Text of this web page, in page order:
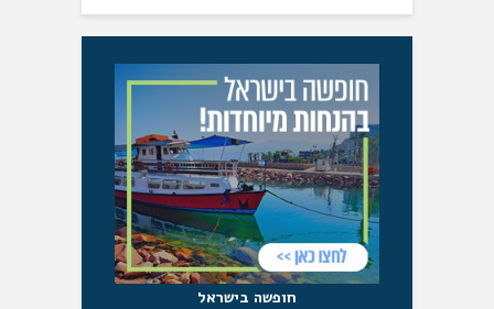
חופשה בישראל